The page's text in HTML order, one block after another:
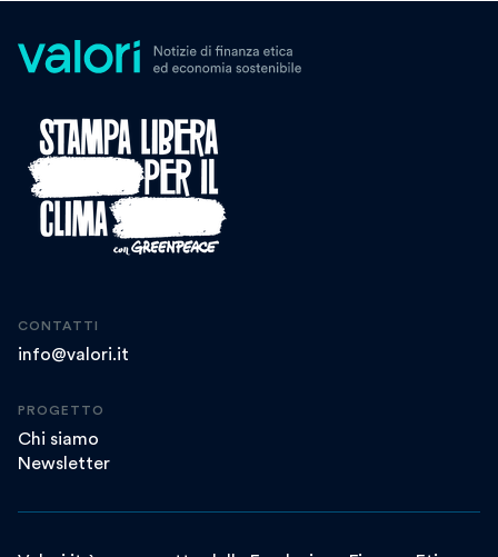
CONTATTI
info@valori.it
PROGETTO
Chi siamo
Newsletter